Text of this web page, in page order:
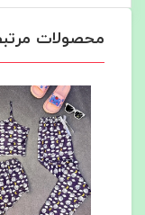
محصولات